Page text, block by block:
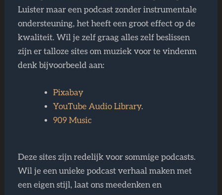
Luister maar een podcast zonder instrumentale
ondersteuning, het heeft een groot effect op de
kwaliteit. Wil je zelf graag alles zelf beslissen
zijn er talloze sites om muziek voor te vindenm
denk bijvoorbeeld aan:
Pixabay
YouTube Audio Library.
909 Music
Deze sites zijn redelijk voor sommige podcasts.
Wil je een unieke podcast verhaal maken met
een eigen stijl, laat ons meedenken en